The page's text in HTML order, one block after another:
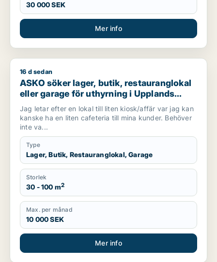
30 000 SEK
Mer info
ASKO söker lager, butik, restauranglokal eller garage för
16 d sedan
ASKO söker lager, butik, restauranglokal
eller garage för uthyrning i Upplands
Väsby, Vallentuna eller Järfälla m.fl.
Jag letar efter en lokal till liten kiosk/affär var jag kan
kanske ha en liten cafeteria till mina kunder. Behöver
inte va...
Type
Lager, Butik, Restauranglokal, Garage
Storlek
30 - 100 m2
Max. per månad
10 000 SEK
Mer info